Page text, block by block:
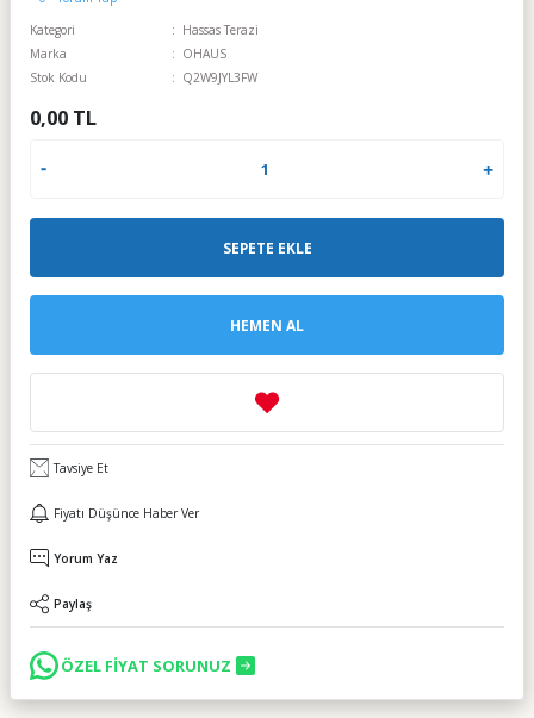
Kategori
Hassas Terazi
Marka
OHAUS
Stok Kodu
Q2W9JYL3FW
0,00 TL
SEPETE EKLE
HEMEN AL
Tavsiye Et
Fiyatı Düşünce Haber Ver
Yorum Yaz
Paylaş
ÖZEL FİYAT SORUNUZ